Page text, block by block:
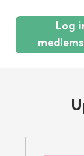
Log